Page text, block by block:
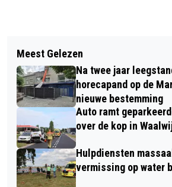
GEZONDHEIDSCENTRUM
GROTESTRAAT IN
PRAKTIJK- EN
AAN
BRIDGECLUB DE HONNEUR
COMBINEERT
SPELPLEZIER IN SPRANG-
Meest Gelezen
Na twee jaar
horecapand op de
nieuwe bestemming
Auto ramt
over de kop in
Hulpdiensten
vermissing op water